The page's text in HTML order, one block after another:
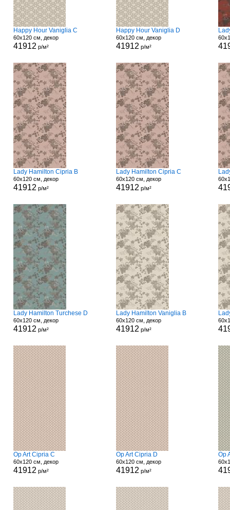
Happy Hour Vaniglia C
60x120 см, декор
41912 р/м²
Happy Hour Vaniglia D
60x120 см, декор
41912 р/м²
Lady Hamilton Cipria B
60x120 см, декор
41912 р/м²
Lady Hamilton Cipria C
60x120 см, декор
41912 р/м²
Lady Hamilton Turchese D
60x120 см, декор
41912 р/м²
Lady Hamilton Vaniglia B
60x120 см, декор
41912 р/м²
Op Art Cipria C
60x120 см, декор
41912 р/м²
Op Art Cipria D
60x120 см, декор
41912 р/м²
Op